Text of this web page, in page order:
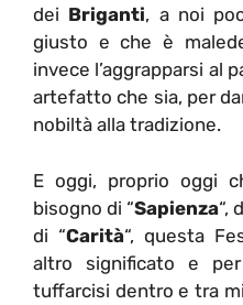
dei Briganti, a noi
giusto e che è
invece l’aggrapparsi al
artefatto che sia, per
nobiltà alla tradizione.
E oggi, proprio oggi
bisogno di “Sapienza“,
di “Carità“, questa
altro significato e
tuffarcisi dentro e tra